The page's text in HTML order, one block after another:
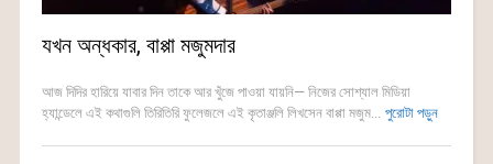
যখন অন্ধকার, বাপ্পা মজুমদার
আজ দিদির হারিয়ে যাবার দিন তাকে আর খুঁজে পাওয়া যায়নি— নিজের সোশ্যাল মিডিয়া
হ্যান্ডেলে এই কথাগুলি তিরিতিরি ফুলেজলে এই কৃতাঞ্জলি লিখসেন বাপ্পা মজুম... পুরোটা পড়ুন